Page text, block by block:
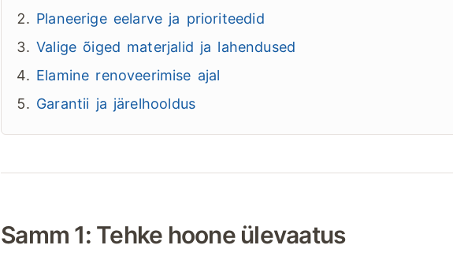
Planeerige eelarve ja prioriteedid
Valige õiged materjalid ja lahendused
Elamine renoveerimise ajal
Garantii ja järelhooldus
Samm 1: Tehke hoone ülevaatus